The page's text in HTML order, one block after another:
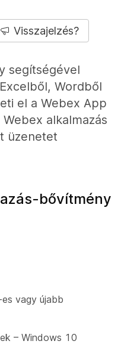
Visszajelzés?
segítségével
Wordből
el a Webex App
alkalmazás
üzenetet
bővítmény
vagy újabb
– Windows 10